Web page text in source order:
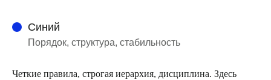
Синий
Порядок, структура, стабильность
Четкие правила, строгая иерархия, дисциплина. Здесь